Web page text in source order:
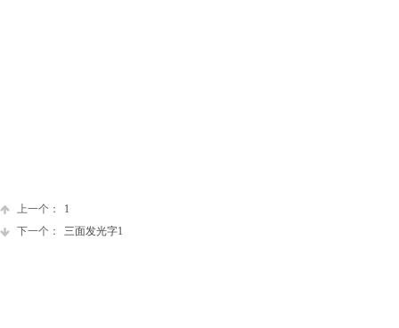
上一个：
1
下一个：
三面发光字1